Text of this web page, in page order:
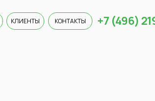
КОНТАКТЫ +7 (496)
КЛИЕНТЫ